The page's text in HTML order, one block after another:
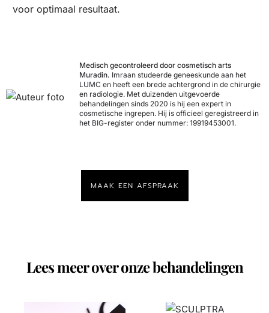
voor optimaal resultaat.
MAAK EEN AFSPRAAK
Medisch gecontroleerd door cosmetisch arts
Muradin. Imraan studeerde geneeskunde aan het
LUMC en heeft een brede achtergrond in de chirurgie
en radiologie. Met duizenden uitgevoerde
behandelingen sinds 2020 is hij een expert in
cosmetische ingrepen. Hij is officieel geregistreerd in
het BIG-register onder nummer: 19919453001.
Lees meer over onze behandelingen